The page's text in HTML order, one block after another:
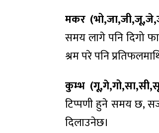
मकर
समय लागे पनि दिगो
श्रम परे पनि
कुम्भ
टिप्पणी हुने समय छ,
दिलाउनेछ।